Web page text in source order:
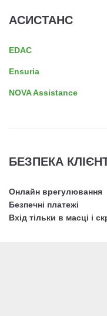
АСИСТАНС
EDAC
Ensuria
NOVA Assistance
БЕЗПЕКА
Онлайн врегулювання
Безпечні платежі
Вхід тільки в масці і